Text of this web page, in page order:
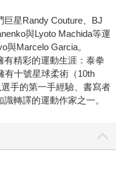
星Randy Couture、BJ
與Lyoto Machida等運
與Marcelo Garcia。
有精彩的運動生涯：泰拳
有十號星球柔術（10th
手的第一手經驗、書寫者
轉譯的運動作家之一。